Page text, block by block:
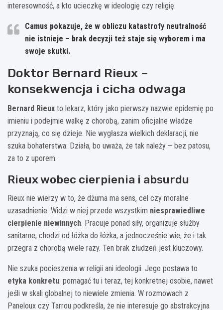
interesowność, a kto ucieczkę w ideologię czy religię.
Camus pokazuje, że w obliczu katastrofy neutralność
nie istnieje – brak decyzji też staje się wyborem i ma
swoje skutki.
Doktor Bernard Rieux –
konsekwencja i cicha odwaga
Bernard Rieux to lekarz, który jako pierwszy nazwie epidemię po
imieniu i podejmie walkę z chorobą, zanim oficjalne władze
przyznają, co się dzieje. Nie wygłasza wielkich deklaracji, nie
szuka bohaterstwa. Działa, bo uważa, że tak należy – bez patosu,
za to z uporem.
Rieux wobec cierpienia i absurdu
Rieux nie wierzy w to, że dżuma ma sens, cel czy moralne
uzasadnienie. Widzi w niej przede wszystkim niesprawiedliwe
cierpienie niewinnych. Pracuje ponad siły, organizuje służby
sanitarne, chodzi od łóżka do łóżka, a jednocześnie wie, że i tak
przegra z chorobą wiele razy. Ten brak złudzeń jest kluczowy.
Nie szuka pocieszenia w religii ani ideologii. Jego postawa to
etyka konkretu: pomagać tu i teraz, tej konkretnej osobie, nawet
jeśli w skali globalnej to niewiele zmienia. W rozmowach z
Paneloux czy Tarrou podkreśla, że nie interesuje go abstrakcyjna